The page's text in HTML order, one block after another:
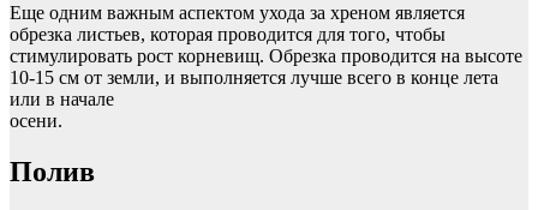
Еще одним важным аспектом ухода за хреном является
обрезка листьев, которая проводится для того, чтобы
стимулировать рост корневищ. Обрезка проводится на высоте
10-15 см от земли, и выполняется лучше всего в конце лета
или в начале
осени.
Полив